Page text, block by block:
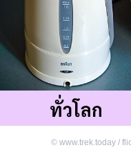
© www.trek.today /